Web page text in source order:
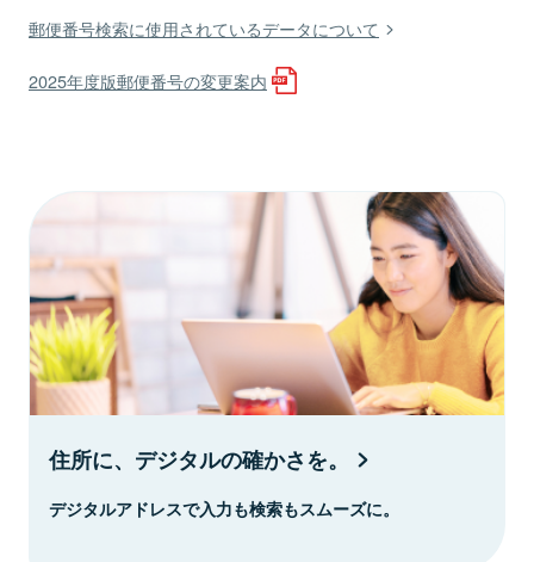
郵便番号検索に使用されているデータについて
2025年度版郵便番号の変更案内
住所に、デジタルの確かさを。
デジタルアドレスで入力も検索もスムーズに。